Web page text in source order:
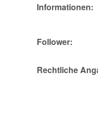
Informationen:
Follower:
Rechtliche